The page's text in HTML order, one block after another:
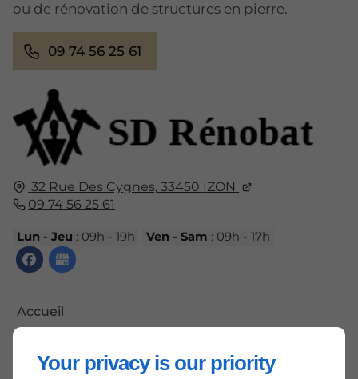
Your privacy is our priority
32 Rue Des Cygnes, 33450 IZON
09 74 56 25 61
Lun - Jeu : 09h - 19h Ven - Sam : 09h - 17h
Accueil
Mentions légales
ou de rénovation de structures en pierre.
09 74 56 25 61